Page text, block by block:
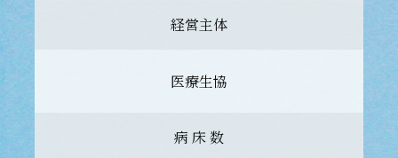
経営主体
医療生協
病 床 数